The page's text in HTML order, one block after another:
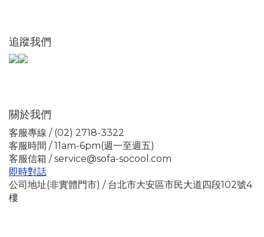
追蹤我們
關於我們
客服專線 / (02) 2718-3322
客服時間 / 11am-6pm(週一至週五)
客服信箱 / service@sofa-socool.com
即時對話
公司地址(非實體門市) / 台北市大安區市民大道四段102號4
樓